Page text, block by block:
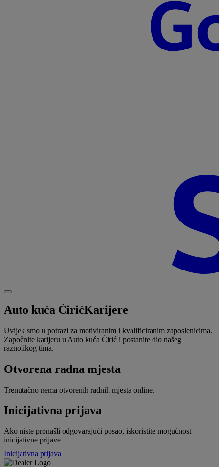
Auto kuća ĆirićKarijere
Uvijek smo u potrazi za motiviranim i kvalificiranim zaposlenicima.
Započnite karijeru u Auto kuća Ćirić i postanite dio našeg
raznolikog tima.
Otvorena radna mjesta
Trenutačno nema otvorenih radnih mjesta online.
Inicijativna prijava
Ako niste pronašli odgovarajući posao, iskoristite mogućnost
inicijativne prijave.
Inicijativna prijava